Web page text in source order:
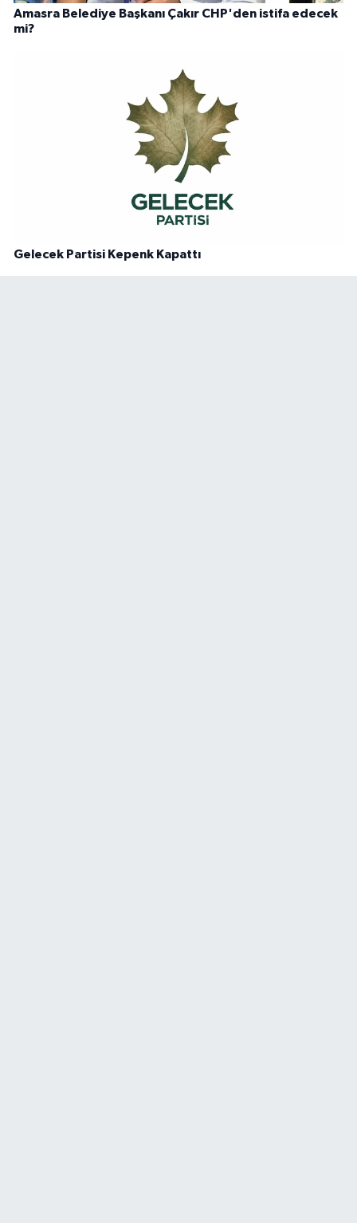
Amasra Belediye Başkanı Çakır CHP'den istifa edecek
mi?
Gelecek Partisi Kepenk Kapattı